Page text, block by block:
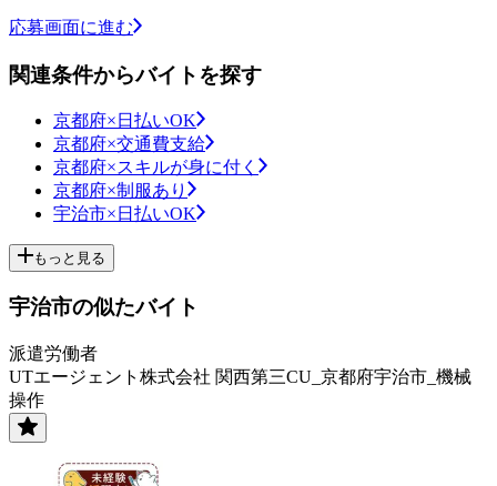
応募画面に進む
関連条件からバイトを探す
京都府×日払いOK
京都府×交通費支給
京都府×スキルが身に付く
京都府×制服あり
宇治市×日払いOK
もっと見る
宇治市の似たバイト
派遣労働者
UTエージェント株式会社 関西第三CU_京都府宇治市_機械
操作